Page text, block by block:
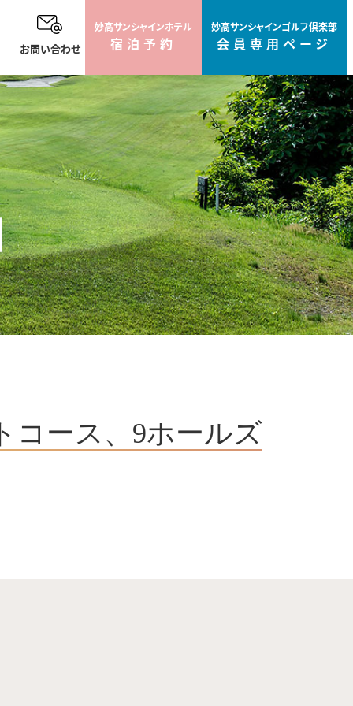
お問い合わせ
妙高サンシャインホテル
宿泊予約
妙高サンシャインゴルフ倶楽部
会員専用ページ
コース、9ホールズ